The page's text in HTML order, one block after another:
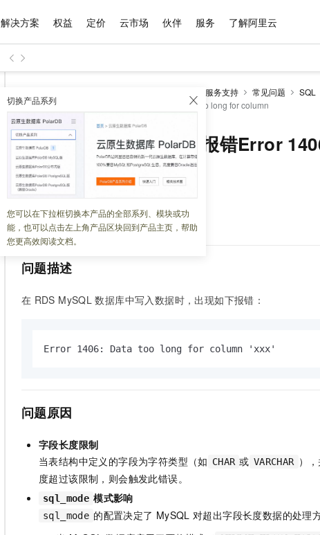
解决方案 权益 定价 云市场 伙伴 服务 了解阿里云
切换产品系列
您可以在下拉框切换本产品的全部系列、模块或功
能，也可以点击左上角产品区块回到产品主页，帮助
您更高效阅读文档。
服务支持 常见问题
SQL
RDS MySQL写入数据报错Error 1406: Data too long for column
RDS MySQL写入数据报错Error
column
更新时间：2025-07-17 07:46:22
问题描述
在 RDS MySQL 数据库中写入数据时，出现如下报错：
Error 1406: Data too long for column 'xxx'
问题原因
字段长度限制
当表结构中定义的字段为字符类型（如 CHAR 或 VARCHAR ）
度超过该限制，则会触发此错误。
sql_mode 模式影响
sql_mode 的配置决定了 MySQL 对超出字段长度数据的处理
大模型
文本生成
Qwen3.8-Max HOT
智能体时代全能旗舰模型
能看、能想、能动手的多模态智能体模型
Qwen3-VL-Plus
Kimi 最新旗舰模型，长程编程与推理
GLM-5.2
千问AI平台-模型体验
在线体验全尺寸、多种模态的模型效果
Happy 系列大模型
灵活可视化地构建企业级 Agent
精选产品
大模型服务平台百炼
大模型服务与应用平台
千问大模型
多元化、高性能、安全可靠的大模型服务
无影云电脑
随时随地安全接入的云上超级电脑
云解析DNS
云原生大数据计算服务 MaxCompute
面向分析的企业级SaaS模式云数据仓库
域名与网站
对象存储 OSS
一站式AI开发、训练和推理服务
Qoder CN
提供一站式管理容器应用的 K8s 服务
精选解决方案
千问办公，解锁你的工作新方式
企业级Agent产品，直接交付可用成果
Agency Agents：拥有专属领域专家
多领域专家智能体,一键组建 AI 虚拟交付团队
HappyHorse 打造一站式影视创作平台
快速拥有专属 OpenClaw
睿译宝，AI翻译排版一步到位
GLM-5.2：长任务时代开源旗舰模
自主进化，持久记忆，越用越聪明
Claude Code + GStack 打造工程
普惠上云
普惠上云 官方力荐
云服务器38元/年起，超值低价云产品抢先购
官方推荐返现计划
推荐新用户得奖励，单订单最高返9万
云工开物
高校专属算力普惠，学生认证享300元代金券
免费试用
解决方案免费试用 新老同享
最高领取价值200元试用点，立即开启云上创新
大模型ACA认证体验
助力企业全员 AI 认知与能力提升
AI 特惠
智启 AI 普惠权益
阿里云 OPC 创新助力计划
至高百万元 Token 补贴，加速一人公
Qwen3.8-Max 首发尝鲜，限时加量
千问办公，限时限量积分加倍
送.CN域名，送备案服务码
产品定价
了解云产品的定价详情
云上成本管理
管理和优化成本
价格计算器
自助选配和估算价格
价格优势
推动算力普惠，释放技术红利
精选商城
网站建设
多端小程序
Salesforce 国际版订阅
友盟天域
观测云
Tuya 物联网平台阿里云版
畅捷通
AI空中课堂在线直播课堂（旗舰版）
开发者生态解决方案
AI 开发和 AI 应用解决方案
数据与 API
数据集
身份实名认证
短信
OCR 文字识别
发票查验
ERP
成为销售伙伴
分销伙伴
咨询伙伴
销售伙伴合作计划
Salesforce On Alibaba Cloud
Consulting Partner 合作计划
AI 大模型销售与服务生态合作计划
成为产品伙伴
产品生态集成认证中心
产品生态伙伴工作台
售前咨询
在线服务
售后服务
自助服务
工单服务
短信专区
企业增值服务
企业支持计划
企业增值服务台
服务实践
为什么选择阿里云
什么是云计算
技术领先
稳定可靠
安全合规
分析师报告
研究报告与白皮书
天池大赛
AI 算法大赛
入门学习赛
最佳实践
云上春晚
云栖战略参考
云上的中国
金融模力时刻